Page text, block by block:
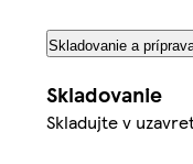
Skladovanie a
Skladovanie
Skladujte v